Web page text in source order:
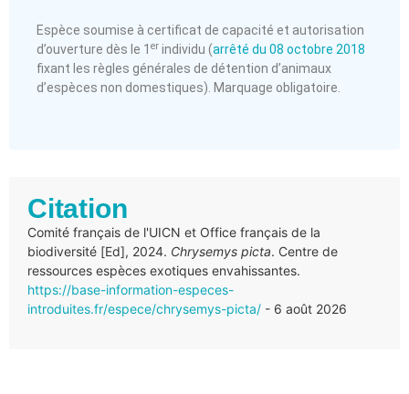
Espèce soumise à certificat de capacité et autorisation
d’ouverture dès le 1 er individu (arrêté du 08 octobre 2018
fixant les règles générales de détention d’animaux
d’espèces non domestiques). Marquage obligatoire.
Citation
Comité français de l'UICN et Office français de la
biodiversité [Ed], 2024. Chrysemys picta. Centre de
ressources espèces exotiques envahissantes.
https://base-information-especes-
introduites.fr/espece/chrysemys-picta/ - 6 août 2026